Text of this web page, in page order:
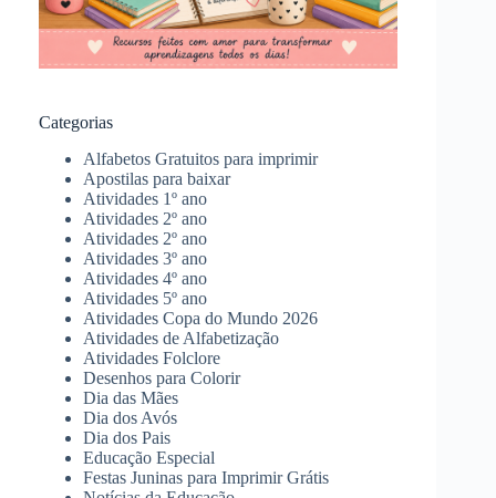
Categorias
Alfabetos Gratuitos para imprimir
Apostilas para baixar
Atividades 1º ano
Atividades 2º ano
Atividades 2º ano
Atividades 3º ano
Atividades 4º ano
Atividades 5º ano
Atividades Copa do Mundo 2026
Atividades de Alfabetização
Atividades Folclore
Desenhos para Colorir
Dia das Mães
Dia dos Avós
Dia dos Pais
Educação Especial
Festas Juninas para Imprimir Grátis